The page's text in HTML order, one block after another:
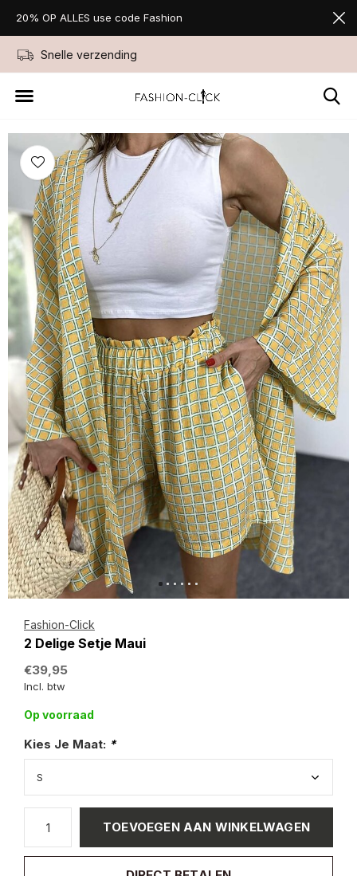
Snelle verzending
20% OP ALLES use code Fashion
Fashion-Click
2 Delige Setje Maui
€39,95
Incl. btw
Op voorraad
Kies Je Maat: *
TOEVOEGEN AAN WINKELWAGEN